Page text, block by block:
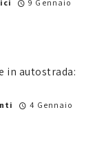
9 Gennaio
in autostrada:
4 Gennaio